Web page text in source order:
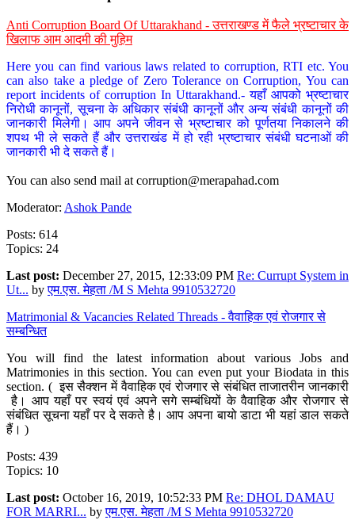
Anti Corruption Board Of Uttarakhand - उत्तराखण्ड में फैले भ्रष्टाचार के
खिलाफ आम आदमी की मुहिम
Here you can find various laws related to corruption, RTI etc. You
can also take a pledge of Zero Tolerance on Corruption, You can
report incidents of corruption In Uttarakhand.- यहाँ आपको भ्रष्टाचार
निरोधी कानूनों, सूचना के अधिकार संबंधी कानूनों और अन्य संबंधी कानूनों की
जानकारी मिलेगी। आप अपने जीवन से भ्रष्टाचार को पूर्णतया निकालने की
शपथ भी ले सकते हैं और उत्तराखंड में हो रही भ्रष्टाचार संबंधी घटनाओं की
जानकारी भी दे सकते हैं।
You can also send mail at corruption@merapahad.com
Moderator: Ashok Pande
Posts: 614
Topics: 24
Last post: December 27, 2015, 12:33:09 PM Re: Currupt System in
Ut... byएम.एस. मेहता /M S Mehta 9910532720
Matrimonial & Vacancies Related Threads - वैवाहिक एवं रोजगार से
सम्बन्धित
You will find the latest information about various Jobs and
Matrimonies in this section. You can even put your Biodata in this
section. ( इस सैक्शन में वैवाहिक एवं रोजगार से संबंधित ताजातरीन जानकारी
है। आप यहाँ पर स्वयं एवं अपने सगे सम्बंधियों के वैवाहिक और रोजगार से
संबंधित सूचना यहाँ पर दे सकते है। आप अपना बायो डाटा भी यहां डाल सकते
हैं। )
Posts: 439
Topics: 10
Last post: October 16, 2019, 10:52:33 PM Re: DHOL DAMAU
FOR MARRI... byएम.एस. मेहता /M S Mehta 9910532720